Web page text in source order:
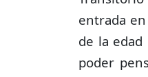
entrada
de la
poder